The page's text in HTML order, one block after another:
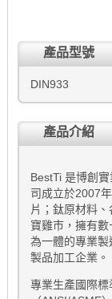
產品型號
DIN933
產品介紹
BestTi 是博創
司成立於2007
片；鈦原材料
寶雞市，擁有
為一體的專業
製品加工企業。
專業生產國際